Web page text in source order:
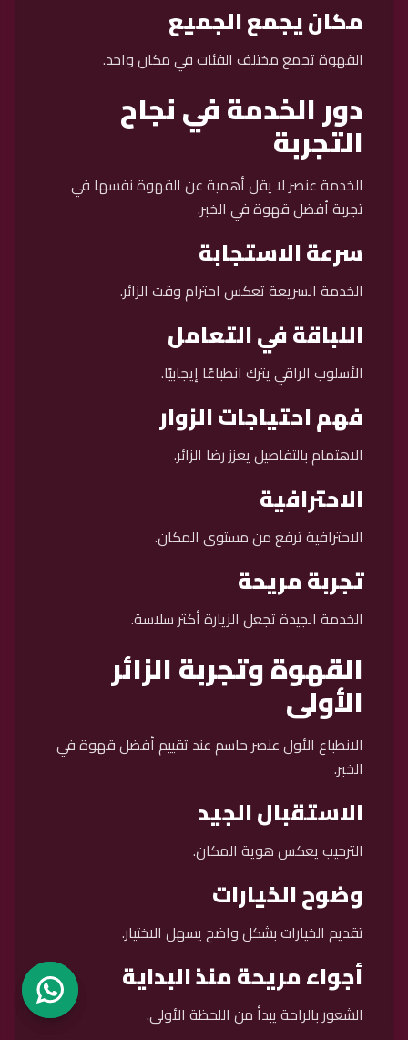
مكان يجمع الجميع
القهوة تجمع مختلف الفئات في مكان واحد.
دور الخدمة في نجاح
التجربة
الخدمة عنصر لا يقل أهمية عن القهوة نفسها في
تجربة أفضل قهوة في الخبر.
سرعة الاستجابة
الخدمة السريعة تعكس احترام وقت الزائر.
اللباقة في التعامل
الأسلوب الراقي يترك انطباعًا إيجابيًا.
فهم احتياجات الزوار
الاهتمام بالتفاصيل يعزز رضا الزائر.
الاحترافية
الاحترافية ترفع من مستوى المكان.
تجربة مريحة
الخدمة الجيدة تجعل الزيارة أكثر سلاسة.
القهوة وتجربة الزائر
الأولى
الانطباع الأول عنصر حاسم عند تقييم أفضل قهوة في
الخبر.
الاستقبال الجيد
الترحيب يعكس هوية المكان.
وضوح الخيارات
تقديم الخيارات بشكل واضح يسهل الاختيار.
أجواء مريحة منذ البداية
الشعور بالراحة يبدأ من اللحظة الأولى.